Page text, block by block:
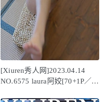
[Xiuren秀人网]2023.04.14
NO.6575 laura阿姣[70+1P／